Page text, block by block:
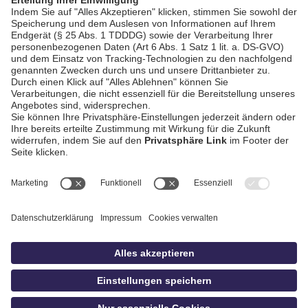
AGB / Gewinnspiele
Datenschutz
Impressum
idowa.de
Privatsphäre